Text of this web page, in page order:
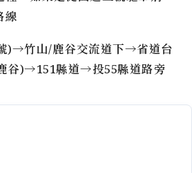
線
)→竹山/鹿谷交流道下→省道台
谷)→151縣道→投55縣道路旁